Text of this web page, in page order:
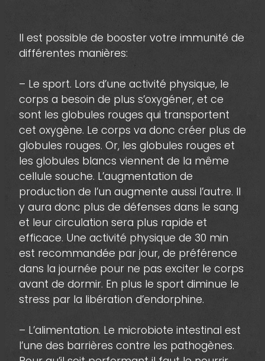
Il est possible de booster votre immunité de
différentes manières:
– Le sport. Lors d’une activité physique, le
corps a besoin de plus s’oxygéner, et ce
sont les globules rouges qui transportent
cet oxygène. Le corps va donc créer plus de
globules rouges. Or, les globules rouges et
les globules blancs viennent de la même
cellule souche. L’augmentation de
production de l’un augmente aussi l’autre. Il
y aura donc plus de défenses dans le sang
et leur circulation sera plus rapide et
efficace. Une activité physique de 30 min
est recommandée par jour, de préférence
dans la journée pour ne pas exciter le corps
avant de dormir. En plus le sport diminue le
stress par la libération d’endorphine.
– L’alimentation. Le microbiote intestinal est
l’une des barrières contre les pathogènes.